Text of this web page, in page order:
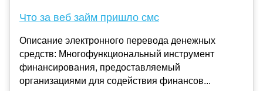
Что за веб займ пришло смс
Описание электронного перевода денежных
средств: Многофункциональный инструмент
финансирования, предоставляемый
организациями для содействия финансов...